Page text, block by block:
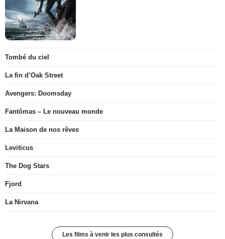
Tombé du ciel
La fin d’Oak Street
Avengers: Doomsday
Fantômas – Le nouveau monde
La Maison de nos rêves
Leviticus
The Dog Stars
Fjord
La Nirvana
Les films à venir les plus consultés